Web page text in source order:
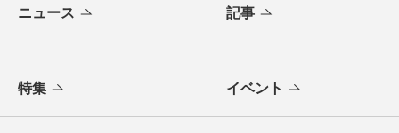
ニュース 記事
特集 イベント